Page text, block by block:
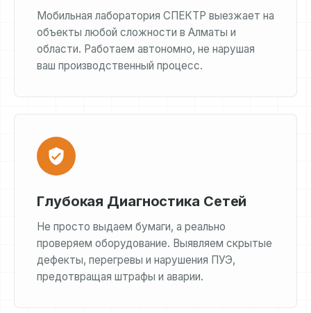
Мобильная лаборатория СПЕКТР выезжает на
объекты любой сложности в Алматы и
области. Работаем автономно, не нарушая
ваш производственный процесс.
Глубокая Диагностика Сетей
Не просто выдаем бумаги, а реально
проверяем оборудование. Выявляем скрытые
дефекты, перегревы и нарушения ПУЭ,
предотвращая штрафы и аварии.